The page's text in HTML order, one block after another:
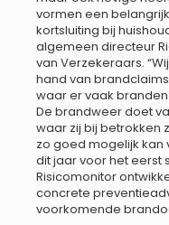
vormen een
kortsluiting bij
algemeen directeur
van Verzekeraars.
hand van
waar er vaak
De brandweer doet
waar zij bij betrokken
zo goed mogelijk kan
dit jaar voor het eerst
Risicomonitor
concrete
voorkomende